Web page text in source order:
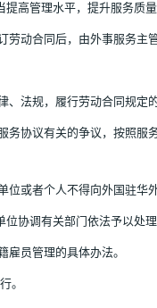
高管理水平，提升服务质量
劳动合同后，由外事服务主
、法规，履行劳动合同规定
务协议有关的争议，按照服
位或者个人不得向外国驻华
协调有关部门依法予以处理
雇员管理的具体办法。
。